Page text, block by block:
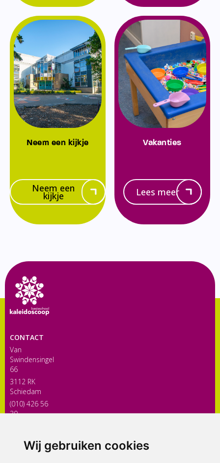
Wij gebruiken cookies
Neem een kijkje
Neem een
kijkje
Vakanties
Lees meer
CONTACT
Van
Swindensingel
66
3112 RK
Schiedam
(010) 426 56
30
ONDERDEEL VAN